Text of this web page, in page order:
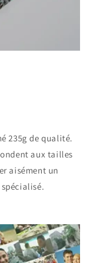
235g de qualité.
aux tailles
aisément un